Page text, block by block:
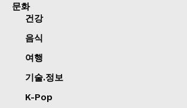
문화
건강
음식
여행
기술.정보
K-Pop